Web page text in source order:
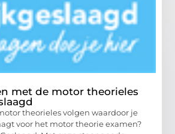
met de motor theorieles
theorieles volgen waardoor je
voor het motor theorie examen?